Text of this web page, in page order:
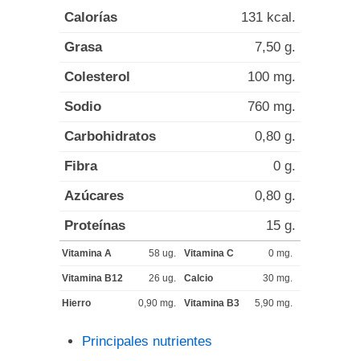
Calorías
131 kcal.
Grasa
7,50 g.
Colesterol
100 mg.
Sodio
760 mg.
Carbohidratos
0,80 g.
Fibra
0 g.
Azúcares
0,80 g.
Proteínas
15 g.
Vitamina A 58 ug. Vitamina C 0 mg.
Vitamina B12 26 ug. Calcio 30 mg.
Hierro 0,90 mg. Vitamina B3 5,90 mg.
Principales nutrientes